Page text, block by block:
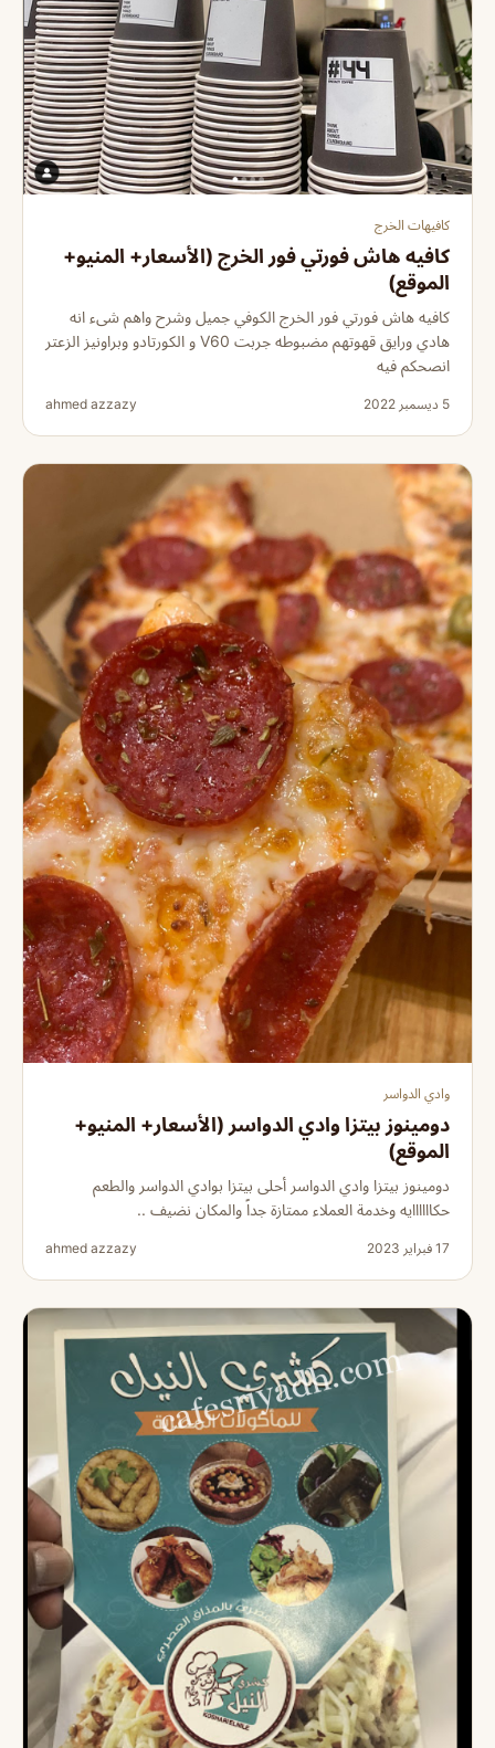
كافيهات الخرج
كافيه هاش فورتي فور الخرج (الأسعار+ المنيو+
الموقع)
كافيه هاش فورتي فور الخرج الكوفي جميل وشرح واهم شىء انه
هادي ورايق قهوتهم مضبوطه جربت V60 و الكورتادو وبراونيز الزعتر
انصحكم فيه
5 ديسمبر 2022 ahmed azzazy
وادي الدواسر
دومينوز بيتزا وادي الدواسر (الأسعار+ المنيو+
الموقع)
دومينوز بيتزا وادي الدواسر أحلى بيتزا بوادي الدواسر والطعم
حكاااااايه وخدمة العملاء ممتازة جداً والمكان نضيف ..
17 فبراير 2023 ahmed azzazy